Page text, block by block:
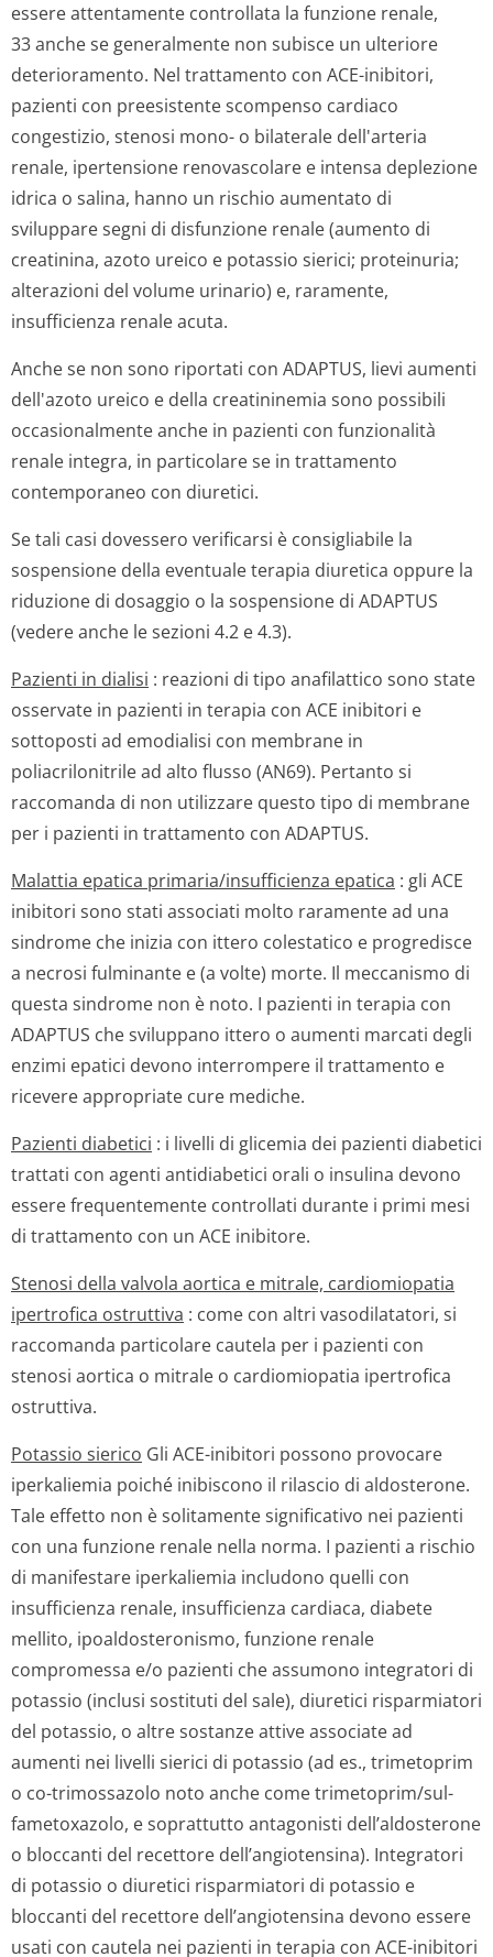
essere attentamente controllata la funzione renale,
33 anche se generalmente non subisce un ulteriore
deterioramento. Nel trattamento con ACE-inibitori,
pazienti con preesistente scompenso cardiaco
congestizio, stenosi mono- o bilaterale dell'arteria
renale, ipertensione renovascolare e intensa deplezione
idrica o salina, hanno un rischio aumentato di
sviluppare segni di disfunzione renale (aumento di
creatinina, azoto ureico e potassio sierici; proteinuria;
alterazioni del volume urinario) e, raramente,
insufficienza renale acuta.
Anche se non sono riportati con ADAPTUS, lievi aumenti
dell'azoto ureico e della creatininemia sono possibili
occasionalmente anche in pazienti con funzionalità
renale integra, in particolare se in trattamento
contemporaneo con diuretici.
Se tali casi dovessero verificarsi è consigliabile la
sospensione della eventuale terapia diuretica oppure la
riduzione di dosaggio o la sospensione di ADAPTUS
(vedere anche le sezioni 4.2 e 4.3).
Pazienti in dialisi : reazioni di tipo anafilattico sono state
osservate in pazienti in terapia con ACE inibitori e
sottoposti ad emodialisi con membrane in
poliacrilonitrile ad alto flusso (AN69). Pertanto si
raccomanda di non utilizzare questo tipo di membrane
per i pazienti in trattamento con ADAPTUS.
Malattia epatica primaria/insuf­ficienza epatica : gli ACE
inibitori sono stati associati molto raramente ad una
sindrome che inizia con ittero colestatico e progredisce
a necrosi fulminante e (a volte) morte. Il meccanismo di
questa sindrome non è noto. I pazienti in terapia con
ADAPTUS che sviluppano ittero o aumenti marcati degli
enzimi epatici devono interrompere il trattamento e
ricevere appropriate cure mediche.
Pazienti diabetici : i livelli di glicemia dei pazienti diabetici
trattati con agenti antidiabetici orali o insulina devono
essere frequentemente controllati durante i primi mesi
di trattamento con un ACE inibitore.
Stenosi della valvola aortica e mitrale, cardiomiopatia
ipertrofica ostruttiva : come con altri vasodilatatori, si
raccomanda particolare cautela per i pazienti con
stenosi aortica o mitrale o cardiomiopatia ipertrofica
ostruttiva.
Potassio sierico Gli ACE-inibitori possono provocare
iperkaliemia poiché inibiscono il rilascio di aldosterone.
Tale effetto non è solitamente significativo nei pazienti
con una funzione renale nella norma. I pazienti a rischio
di manifestare iperkaliemia includono quelli con
insufficienza renale, insufficienza cardiaca, diabete
mellito, ipoaldosteronismo, funzione renale
compromessa e/o pazienti che assumono integratori di
potassio (inclusi sostituti del sale), diuretici risparmiatori
del potassio, o altre sostanze attive associate ad
aumenti nei livelli sierici di potassio (ad es., trimetoprim
o co-trimossazolo noto anche come trimetoprim/sul­
fametoxazolo, e soprattutto antagonisti dell’aldosterone
o bloccanti del recettore dell’angiotensina). Integratori
di potassio o diuretici risparmiatori di potassio e
bloccanti del recettore dell’angiotensina devono essere
usati con cautela nei pazienti in terapia con ACE-inibitori